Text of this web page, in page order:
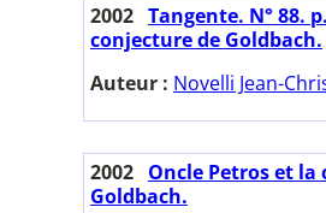
2002 Tangente. N° 88.
conjecture de Goldbach.
Auteur : Novelli Jean-
2002 Oncle Petros et la
Goldbach.